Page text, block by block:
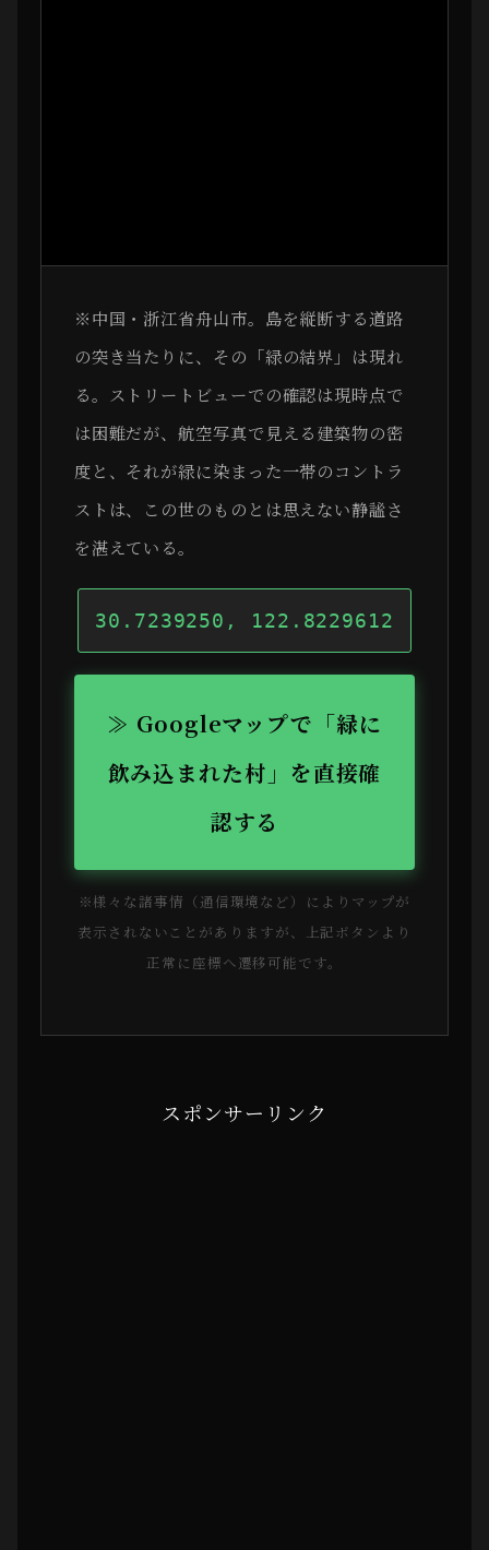
※中国・浙江省舟山市。島を縦断する道路
の突き当たりに、その「緑の結界」は現れ
る。ストリートビューでの確認は現時点で
は困難だが、航空写真で見える建築物の密
度と、それが緑に染まった一帯のコントラ
ストは、この世のものとは思えない静謐さ
を湛えている。
30.7239250, 122.8229612
≫ Googleマップで「緑に
飲み込まれた村」を直接確
認する
※様々な諸事情（通信環境など）によりマップが
表示されないことがありますが、上記ボタンより
正常に座標へ遷移可能です。
スポンサーリンク